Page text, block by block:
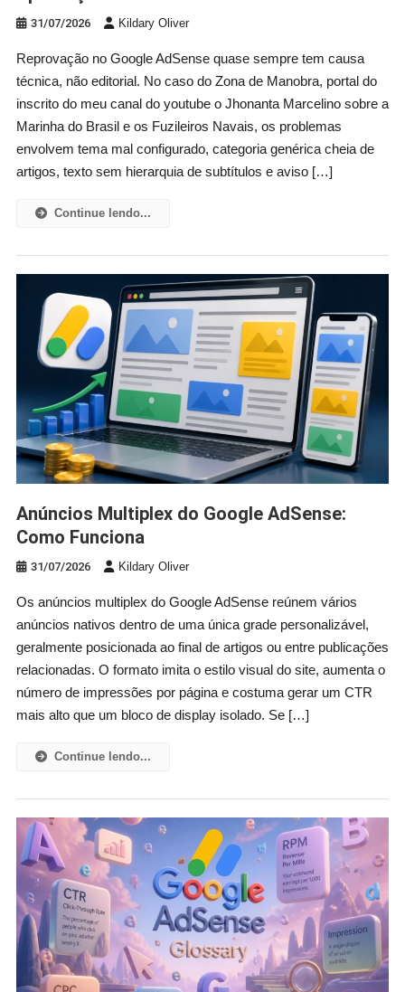
31/07/2026 Kildary Oliver
Reprovação no Google AdSense quase sempre tem causa
técnica, não editorial. No caso do Zona de Manobra, portal do
inscrito do meu canal do youtube o Jhonanta Marcelino sobre a
Marinha do Brasil e os Fuzileiros Navais, os problemas
envolvem tema mal configurado, categoria genérica cheia de
artigos, texto sem hierarquia de subtítulos e aviso […]
Continue lendo...
Anúncios Multiplex do Google AdSense:
Como Funciona
31/07/2026 Kildary Oliver
Os anúncios multiplex do Google AdSense reúnem vários
anúncios nativos dentro de uma única grade personalizável,
geralmente posicionada ao final de artigos ou entre publicações
relacionadas. O formato imita o estilo visual do site, aumenta o
número de impressões por página e costuma gerar um CTR
mais alto que um bloco de display isolado. Se […]
Continue lendo...